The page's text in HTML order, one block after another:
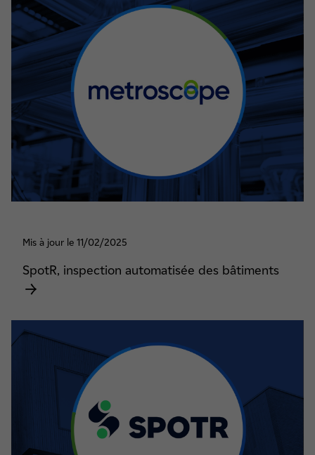
Mis à jour le 11/02/2025
SpotR, inspection automatisée des bâtiments